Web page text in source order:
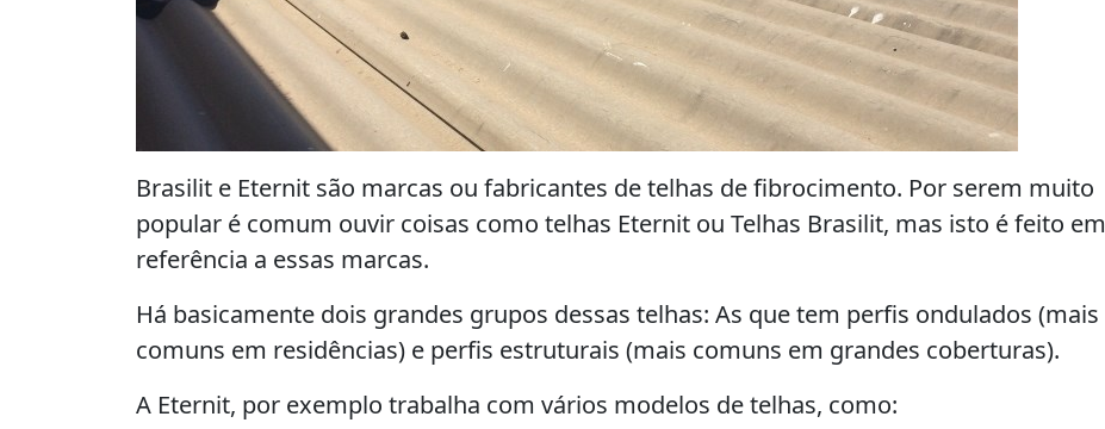
Brasilit e Eternit são marcas ou fabricantes de telhas de fibrocimento. Por serem muito
popular é comum ouvir coisas como telhas Eternit ou Telhas Brasilit, mas isto é feito em
referência a essas marcas.
Há basicamente dois grandes grupos dessas telhas: As que tem perfis ondulados (mais
comuns em residências) e perfis estruturais (mais comuns em grandes coberturas).
A Eternit, por exemplo trabalha com vários modelos de telhas, como: